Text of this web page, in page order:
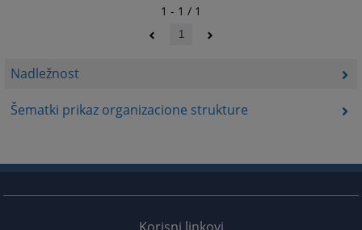
Nadležnost
Šematki prikaz organizacione strukture
1 - 1 / 1
1
Korisni linkovi